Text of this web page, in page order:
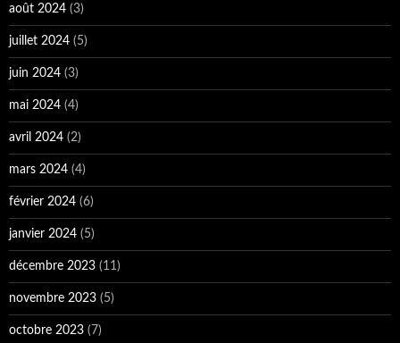
août 2024 (3)
juillet 2024 (5)
juin 2024 (3)
mai 2024 (4)
avril 2024 (2)
mars 2024 (4)
février 2024 (6)
janvier 2024 (5)
décembre 2023 (11)
novembre 2023 (5)
octobre 2023 (7)